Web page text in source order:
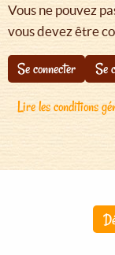
Vous ne pouvez
vous devez être
Se connecter
Se
Lire les conditions